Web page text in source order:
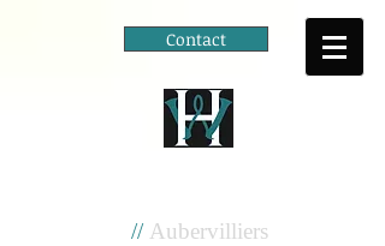
Contact
//Aubervilliers